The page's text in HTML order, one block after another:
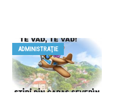
ADMINISTRAŢIE